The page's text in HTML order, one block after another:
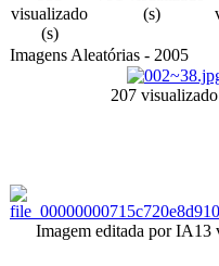
visualizado
(s)
(s)
Imagens Aleatórias - 2005
207
Imagem editada por IA13